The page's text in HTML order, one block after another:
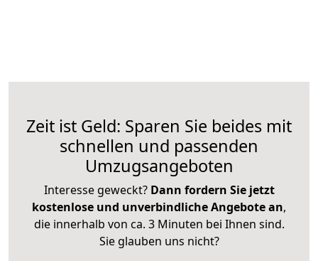
Zeit ist Geld: Sparen Sie beides mit
schnellen und passenden
Umzugsangeboten
Interesse geweckt? Dann fordern Sie jetzt
kostenlose und unverbindliche Angebote an,
die innerhalb von ca. 3 Minuten bei Ihnen sind.
Sie glauben uns nicht?